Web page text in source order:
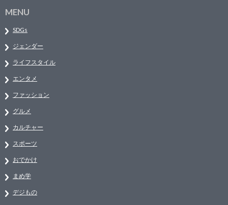
MENU
SDGs
ジェンダー
ライフスタイル
エンタメ
ファッション
グルメ
カルチャー
スポーツ
おでかけ
まめ学
デジもの